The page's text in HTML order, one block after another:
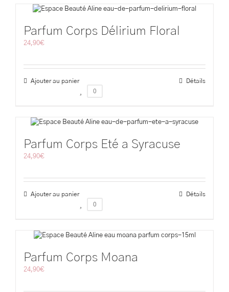
Parfum Corps Délirium Floral
24,90€
Ajouter au panier
Détails
0
Parfum Corps Eté a Syracuse
24,90€
Ajouter au panier
Détails
0
Parfum Corps Moana
24,90€